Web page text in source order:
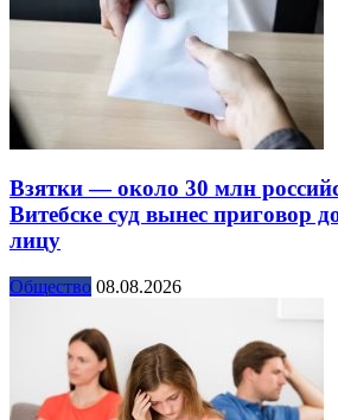
Взятки — около 30 млн
Витебске суд вынес приговор
лицу
Общество 08.08.2026